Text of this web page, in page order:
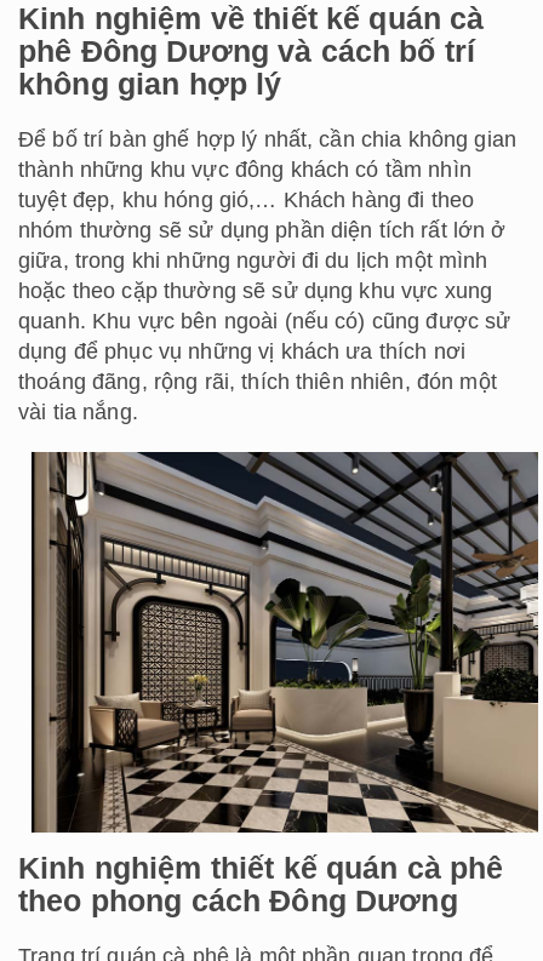
Kinh nghiệm về thiết kế quán cà
phê Đông Dương và cách bố trí
không gian hợp lý
Để bố trí bàn ghế hợp lý nhất, cần chia không gian
thành những khu vực đông khách có tầm nhìn
tuyệt đẹp, khu hóng gió,… Khách hàng đi theo
nhóm thường sẽ sử dụng phần diện tích rất lớn ở
giữa, trong khi những người đi du lịch một mình
hoặc theo cặp thường sẽ sử dụng khu vực xung
quanh. Khu vực bên ngoài (nếu có) cũng được sử
dụng để phục vụ những vị khách ưa thích nơi
thoáng đãng, rộng rãi, thích thiên nhiên, đón một
vài tia nắng.
Kinh nghiệm thiết kế quán cà phê
theo phong cách Đông Dương
Trang trí quán cà phê là một phần quan trọng để